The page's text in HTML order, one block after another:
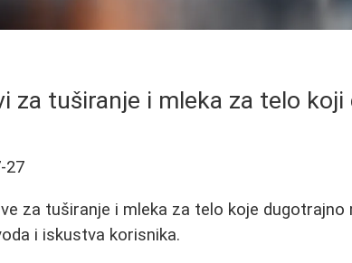
za tuširanje i mleka za telo
27
za tuširanje i mleka za telo koje dugotrajno
i iskustva korisnika.